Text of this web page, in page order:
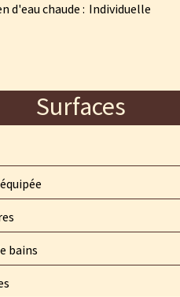
d'eau chaude Individuelle
Surfaces
bains